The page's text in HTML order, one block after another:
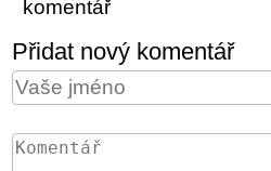
komentář
Přidat nový komentář